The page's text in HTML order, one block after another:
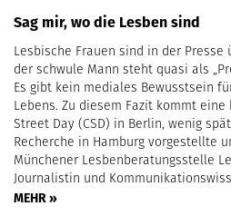
Sag mir, wo die Lesben sind
Lesbische Frauen sind in der
der schwule Mann steht quasi als
Es gibt kein mediales Bewusstsein
Lebens. Zu diesem Fazit kommt
Street Day (CSD) in Berlin, wenig
Recherche in Hamburg vorgestellte
Münchener Lesbenberatungsstelle
Journalistin und
MEHR »